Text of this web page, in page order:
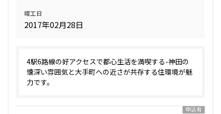
竣工日
2017年02月28日
4駅6路線の好アクセスで都心生活を満喫する-神田の
懐深い雰囲気と大手町への近さが共存する住環境が魅
力です。
申込有